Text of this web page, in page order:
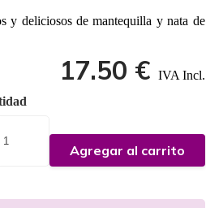
y deliciosos de mantequilla y nata de
17.50 € IVA Incl.
Agregar al carrito